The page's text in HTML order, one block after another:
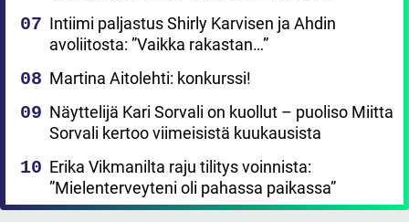
Intiimi paljastus Shirly Karvisen ja Ahdin
avoliitosta: ”Vaikka rakastan…”
Martina Aitolehti: konkurssi!
Näyttelijä Kari Sorvali on kuollut – puoliso Miitta
Sorvali kertoo viimeisistä kuukausista
Erika Vikmanilta raju tilitys voinnista:
”Mielenterveyteni oli pahassa paikassa”